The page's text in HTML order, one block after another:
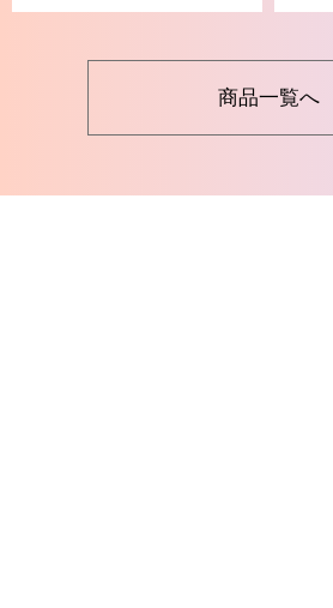
商品一覧へ